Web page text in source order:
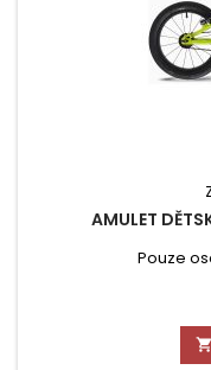
AMULET
Pouze
